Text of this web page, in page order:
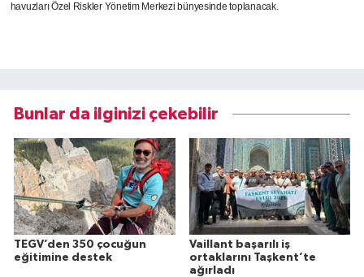
havuzları Özel Riskler Yönetim Merkezi bünyesinde toplanacak.
Bunlar da ilginizi çekebilir
TEGV’den 350 çocuğun
eğitimine destek
Vaillant başarılı iş
ortaklarını Taşkent’te
ağırladı